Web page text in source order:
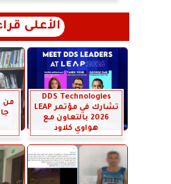
الأعلى
DDS Technologies
تشارك في مؤتمر LEAP
2026 بالتعاون مع
هواوي كلاود
من